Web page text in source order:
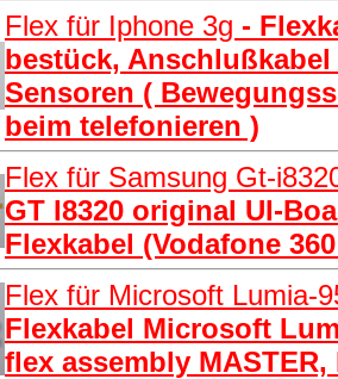
Flex für Iphone 3g -
bestück,
Sensoren (
beim telefonieren )
Flex für Samsung Gt-
GT I8320 original UI-
Flexkabel (Vodafone
Flex für Microsoft Lumia-
Flexkabel Microsoft
flex assembly